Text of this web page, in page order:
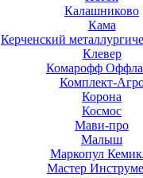
Калашниково
Кама
Керченский
Клевер
Комарофф
Комплект-
Корона
Космос
Мави-про
Малыш
Маркопул
Мастер